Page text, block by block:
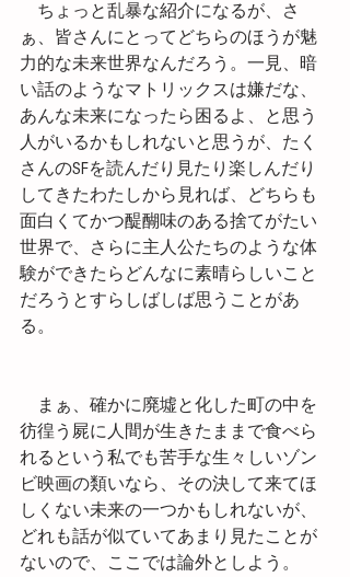
ちょっと乱暴な紹介になるが、さ
ぁ、皆さんにとってどちらのほうが魅
力的な未来世界なんだろう。一見、暗
い話のようなマトリックスは嫌だな、
あんな未来になったら困るよ、と思う
人がいるかもしれないと思うが、たく
さんのSFを読んだり見たり楽しんだり
してきたわたしから見れば、どちらも
面白くてかつ醍醐味のある捨てがたい
世界で、さらに主人公たちのような体
験ができたらどんなに素晴らしいこと
だろうとすらしばしば思うことがあ
る。
まぁ、確かに廃墟と化した町の中を
彷徨う屍に人間が生きたままで食べら
れるという私でも苦手な生々しいゾン
ビ映画の類いなら、その決して来てほ
しくない未来の一つかもしれないが、
どれも話が似ていてあまり見たことが
ないので、ここでは論外としよう。